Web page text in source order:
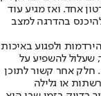
אחד. ואז מגיע עוד
בהדרגה למצב
ולפגוע באיכות
שעלול להשפיע על
חלק אחר קשור לתוכן
או גלילה